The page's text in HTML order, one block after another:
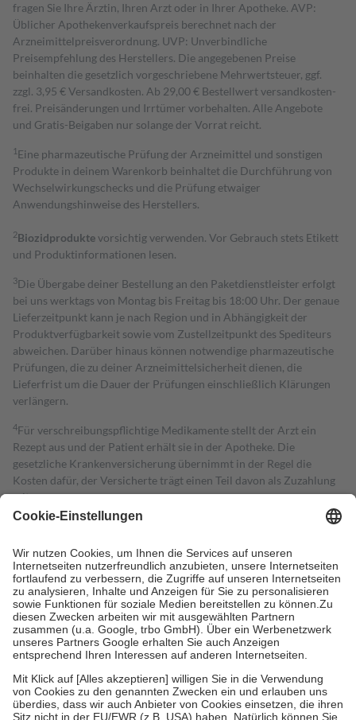
fragen Sie Ihre Ärztin, Ihren Arzt oder in Ihrer Apotheke. AVP:
Üblicher Apothekenverkaufspreis berechnet nach der
Arzneimittelpreisverordnung. UVP: Unverbindliche
Preisempfehlung des Herstellers. Die angegebenen Preise
beinhalten die gesetzlich vorgeschriebene Mehrwertsteuer, ggf.
zzgl. 3,95 € Versandkosten. Ab 29,00 € Bestell­wert versand­kosten­
frei. Preisänderungen und Irrtümer vorbehalten. Alle Angebote
und Gratis-Beigaben nur solange der Vorrat reicht.
1 Eine pharmazeutische Prüfung der Arzneimittel und sonstigen
Produkte in deinem Warenkorb beinhaltet die Durchführung von
Wechselwirkungschecks und die Prüfung etwaiger
Anwendungshinweise des Herstellers.
2Biozidproduktevorsichtig verwenden. Vor Gebrauch stets Etikett
und Produktinformationen lesen.
3Die Übergabe deiner Bestellung an den Paketdienstleister erfolgt
bei uns werktags von Montag bis Freitag bis 18:00 Uhr. Der genaue
Lieferzeitpunkt kann je nach Region und in Abhängigkeit der
Produktverfügbarkeit sowie vom Zustellzeitpunkt des Spediteurs
abweichen. Darüber hinaus können notwendige pharmazeutische
Prüfungen, die zu deiner Arzneimittelsicherheit dienen, die
Lieferfrist um die Dauer der Prüfungen einschließlich Klärungen
verlängern.
4Für verschreibungspflichtige Medikamente stellt der Arzt ein
Rezept aus und der Patient erhält sie in der Apotheke. Die
gesetzliche Krankenversicherung übernimmt in der Regel die
Kosten dafür, der Versicherte trägt einen Teil davon als Zuzahlung
mit.
Grundsätzlich leisten Mitglieder Zuzahlungen in Höhe von zehn
höchstens zehn Euro.
Es sind jedoch nie mehr als die tatsächlichen
Kosten der Leistung zu entrichten.
Diese Regeln gelten grundsätzlich auch für Online-Apotheken.
Bei Heilmitteln und häuslicher Krankenpflege beträgt die
Zuzahlung zehn Prozent der Kosten sowie zehn Euro je
Verordnung.
Um das Engagement der Versicherten für ihre eigene Gesundheit zu
stärken und die besondere Stellung der Familie zu unterstützen,
fallenkeine Zuzahlungenan bei:
• Kindern und Jugendlichen bis zum vollendeten 18. Lebensjahr
mit Ausnahme der Fahrkosten